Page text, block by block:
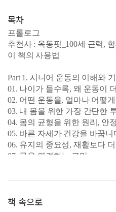
근력운동 방법을 소개한다. 헬
로 근육을 체계적으로 단련할
델 사진과 QR코드를 통한 영
보자나 시니어도 쉽게 따라 할
는 운동 계획을 세울 수 있도록
《100세 근력》은 “지금의 근
한다”는 메시지를 전하며, 건
실한 실천법을 제시한다.
목차
프롤로그
추천사 : 옥동핏_100세 근력,
이 책의 사용법
Part 1. 시니어 운동의 이해와
01. 나이가 들수록, 왜 운동이
02. 어떤 운동을, 얼마나 어떻
03. 내 몸을 위한 가장 간단한
04. 몸의 균형을 위한 원리, 안
05. 바른 자세가 건강을 바꿉니
06. 유지의 중요성, 재활보다
07. 몸을 연결하는 근막
09. 운동 감각
Q & A. 근육통에 대한 오해와
책 속으로